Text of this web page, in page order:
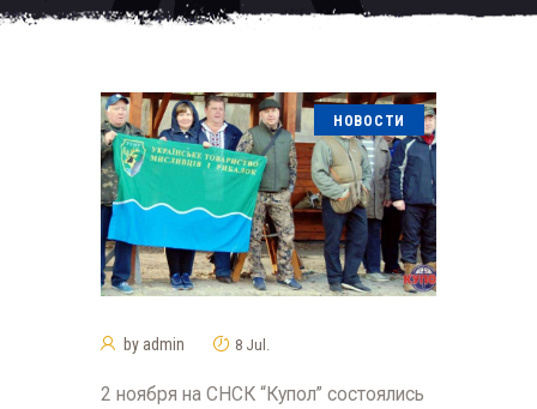
НОВОСТИ
by admin 8 Jul.
2 ноября на СНСК “Купол” состоялись